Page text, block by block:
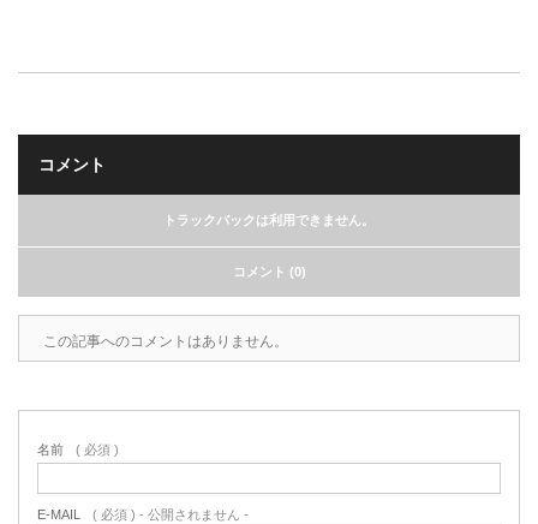
コメント
トラックバックは利用できません。
コメント (0)
この記事へのコメントはありません。
名前 ( 必須 )
E-MAIL ( 必須 ) - 公開されません -